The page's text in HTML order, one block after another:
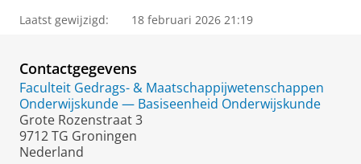
l
Laatst gewijzigd: 18 februari 2026 21:19
Contactgegevens
Faculteit Gedrags- & Maatschappijwetenschappen
Onderwijskunde — Basiseenheid Onderwijskunde
Grote Rozenstraat 3
9712 TG Groningen
Nederland